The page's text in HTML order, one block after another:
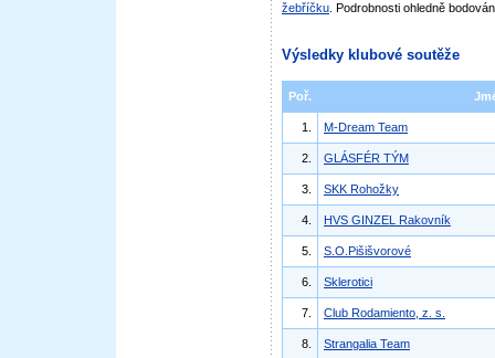
žebříčku . Podrobnosti ohledně
Výsledky klubové soutěže
Poř.
1. M-Dream Team
2. GLÁSFÉR TÝM
3. SKK Rohožky
4. HVS GINZEL Rakovník
5. S.O.Pišišvorové
6. Sklerotici
7. Club Rodamiento, z. s.
8. Strangalia Team